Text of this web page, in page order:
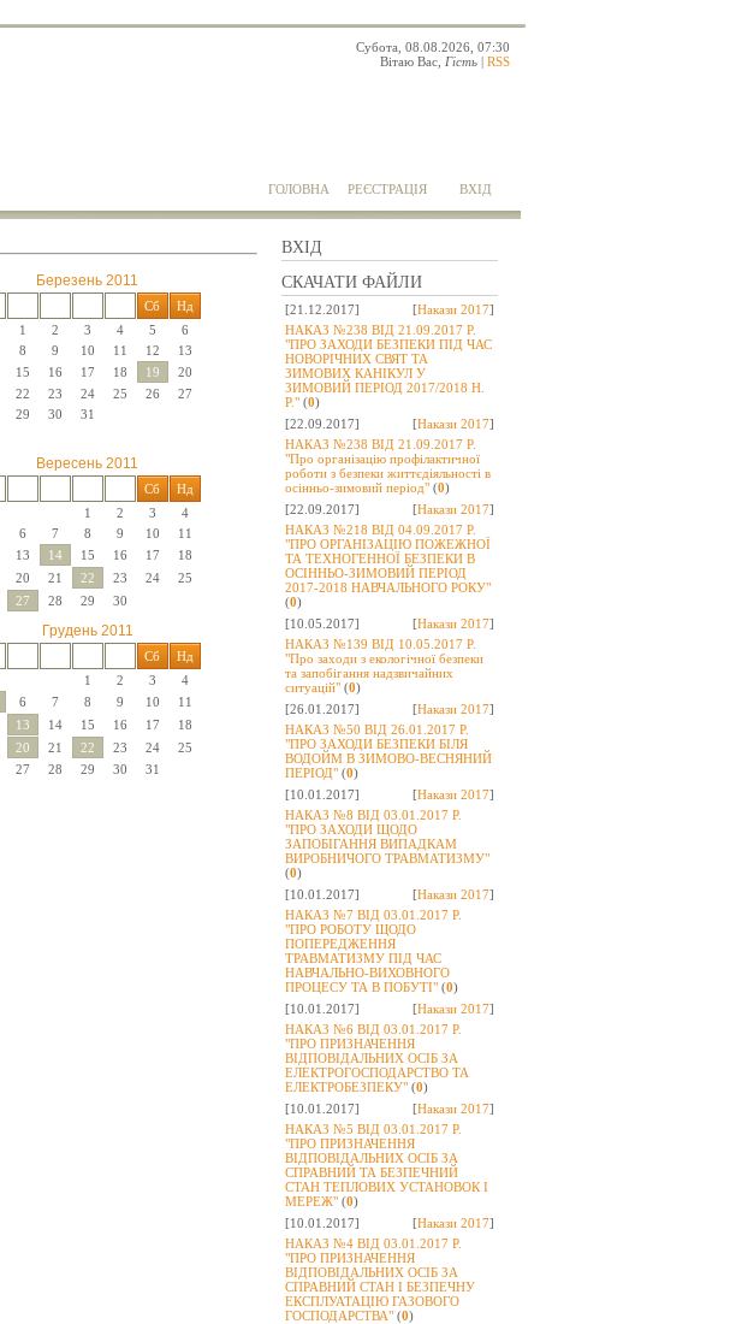
Субота, 08.08.2026, 07:30
Вітаю Вас Гість | RSS
ГОЛОВНА РЕЄСТРАЦІЯ ВХІД
ВХІД
СКАЧАТИ ФАЙЛИ
[21.12.2017] [Накази 2017]
НАКАЗ №238 ВІД 21.09.2017 Р.
"ПРО ЗАХОДИ БЕЗПЕКИ ПІД ЧАС
НОВОРІЧНИХ СВЯТ ТА
ЗИМОВИХ КАНІКУЛ У
ЗИМОВИЙ ПЕРІОД 2017/2018 Н.
Р." (0)
[22.09.2017]
[Накази 2017]
НАКАЗ №238 ВІД 21.09.2017 Р.
"Про організацію профілактичної
роботи з безпеки життєдіяльності в
осінньо-зимовий період" (0)
[22.09.2017]
[Накази 2017]
НАКАЗ №218 ВІД 04.09.2017 Р.
"ПРО ОРГАНІЗАЦІЮ ПОЖЕЖНОЇ
ТА ТЕХНОГЕННОЇ БЕЗПЕКИ В
ОСІННЬО-ЗИМОВИЙ ПЕРІОД
2017-2018 НАВЧАЛЬНОГО РОКУ"
(0)
[10.05.2017]
[Накази 2017]
НАКАЗ №139 ВІД 10.05.2017 Р.
"Про заходи з екологічної безпеки
та запобігання надзвичайних
ситуацій" (0)
[26.01.2017]
[Накази 2017]
НАКАЗ №50 ВІД 26.01.2017 Р.
"ПРО ЗАХОДИ БЕЗПЕКИ БІЛЯ
ВОДОЙМ В ЗИМОВО-ВЕСНЯНИЙ
ПЕРІОД" (0)
[10.01.2017]
[Накази 2017]
НАКАЗ №8 ВІД 03.01.2017 Р.
"ПРО ЗАХОДИ ЩОДО
ЗАПОБІГАННЯ ВИПАДКАМ
ВИРОБНИЧОГО ТРАВМАТИЗМУ"
(0)
[10.01.2017]
[Накази 2017]
НАКАЗ №7 ВІД 03.01.2017 Р.
"ПРО РОБОТУ ЩОДО
ПОПЕРЕДЖЕННЯ
ТРАВМАТИЗМУ ПІД ЧАС
НАВЧАЛЬНО-ВИХОВНОГО
ПРОЦЕСУ ТА В ПОБУТІ" (0)
[10.01.2017]
[Накази 2017]
НАКАЗ №6 ВІД 03.01.2017 Р.
"ПРО ПРИЗНАЧЕННЯ
ВІДПОВІДАЛЬНИХ ОСІБ ЗА
ЕЛЕКТРОГОСПОДАРСТВО ТА
ЕЛЕКТРОБЕЗПЕКУ" (0)
[10.01.2017]
[Накази 2017]
НАКАЗ №5 ВІД 03.01.2017 Р.
"ПРО ПРИЗНАЧЕННЯ
ВІДПОВІДАЛЬНИХ ОСІБ ЗА
СПРАВНИЙ ТА БЕЗПЕЧНИЙ
СТАН ТЕПЛОВИХ УСТАНОВОК І
МЕРЕЖ" (0)
[10.01.2017]
[Накази 2017]
НАКАЗ №4 ВІД 03.01.2017 Р.
"ПРО ПРИЗНАЧЕННЯ
ВІДПОВІДАЛЬНИХ ОСІБ ЗА
СПРАВНИЙ СТАН І БЕЗПЕЧНУ
ЕКСПЛУАТАЦІЮ ГАЗОВОГО
ГОСПОДАРСТВА" (0)
Березень 2011
Сб
Нд
1
2 3 4 5
6
8 9 10 11 12
13
15 16 17 18 19
20
22 23 24 25 26
27
29 30 31
Вересень 2011
Сб
Нд
1
2 3
4
6 7 8 9 10
11
13 14 15 16 17
18
20 21 22 23 24
25
27 28 29 30
Грудень 2011
Сб
Нд
1
2 3
4
6 7 8 9 10
11
13 14 15 16 17
18
20 21 22 23 24
25
27 28 29 30 31